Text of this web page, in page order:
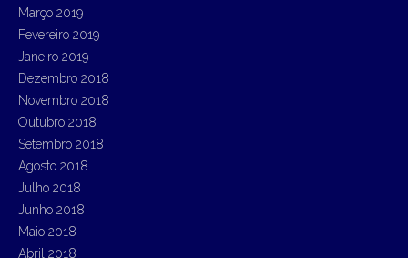
Março 2019
Fevereiro 2019
Janeiro 2019
Dezembro 2018
Novembro 2018
Outubro 2018
Setembro 2018
Agosto 2018
Julho 2018
Junho 2018
Maio 2018
Abril 2018